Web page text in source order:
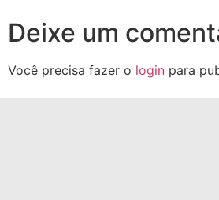
Deixe um
Você precisa fazer o login para